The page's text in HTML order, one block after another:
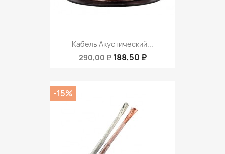
Кабель Акустический...
290,00 ₽ 188,50 ₽
-15%